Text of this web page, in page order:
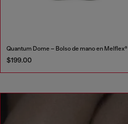
Quantum Dome – Bolso de mano en Melflex®
$199.00